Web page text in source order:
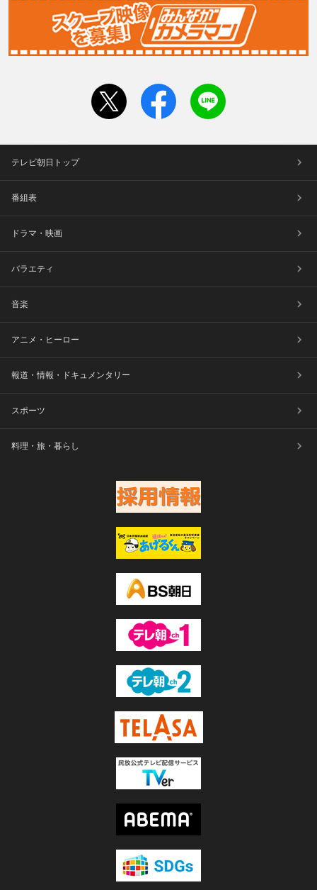
テレビ朝日トップ
番組表
ドラマ・映画
バラエティ
音楽
アニメ・ヒーロー
報道・情報・ドキュメンタリー
スポーツ
料理・旅・暮らし